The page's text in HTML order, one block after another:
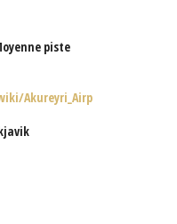
piste
Akureyri_Airp